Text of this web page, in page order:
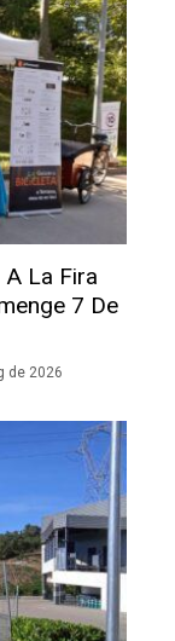
La Fira
7 De
de 2026